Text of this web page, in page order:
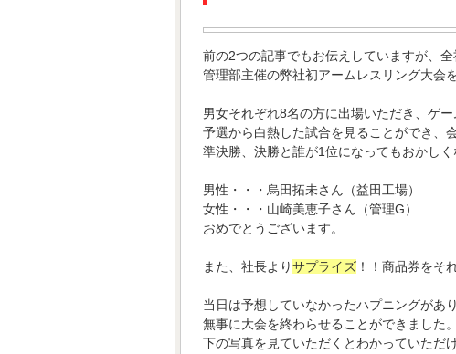
前の2つの記事でもお伝えしていますが、全
管理部主催の弊社初アームレスリング大会
男女それぞれ8名の方に出場いただき、ゲー
予選から白熱した試合を見ることができ、
準決勝、決勝と誰が1位になってもおかし
男性・・・烏田拓未さん（益田工場）
女性・・・山崎美恵子さん（管理G）
おめでとうございます。
また、社長よりサプライズ ！！商品券をそ
当日は予想していなかったハプニングがあ
無事に大会を終わらせることができました。
下の写真を見ていただくとわかっていただ